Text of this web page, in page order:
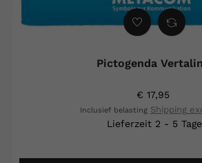
Pictogenda
€ 17,95
Inclusief belasting Shipping
Lieferzeit 2 - 5 Tage